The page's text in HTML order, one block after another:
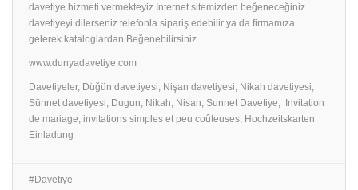
davetiye hizmeti vermekteyiz İnternet sitemizden beğeneceğiniz
davetiyeyi dilerseniz telefonla sipariş edebilir ya da firmamıza
gelerek kataloglardan Beğenebilirsiniz.
www.dunyadavetiye.com
Davetiyeler, Düğün davetiyesi, Nişan davetiyesi, Nikah davetiyesi,
Sünnet davetiyesi, Dugun, Nikah, Nisan, Sunnet Davetiye, Invitation
de mariage, invitations simples et peu coûteuses, Hochzeitskarten
Einladung
Davetiye